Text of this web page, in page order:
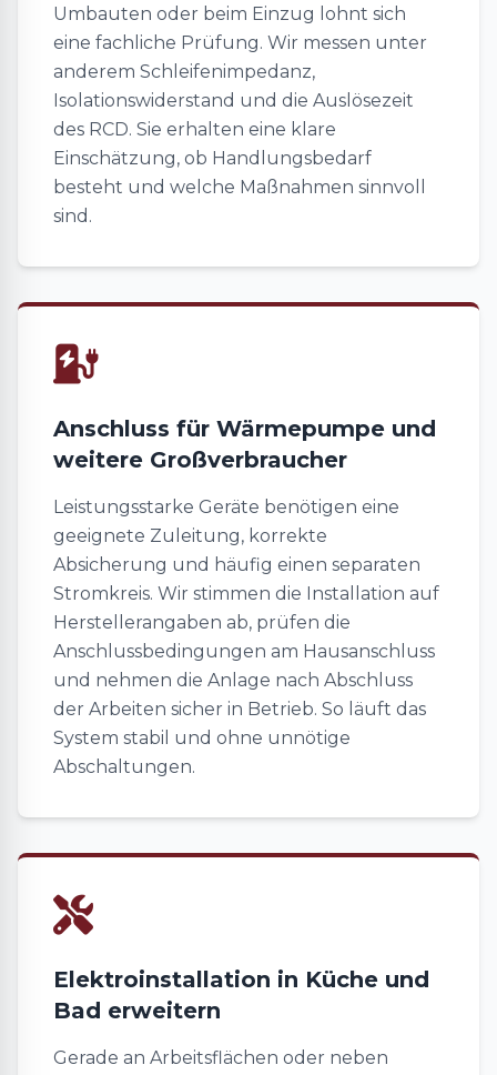
Umbauten oder beim Einzug lohnt sich
eine fachliche Prüfung. Wir messen unter
anderem Schleifenimpedanz,
Isolationswiderstand und die Auslösezeit
des RCD. Sie erhalten eine klare
Einschätzung, ob Handlungsbedarf
besteht und welche Maßnahmen sinnvoll
sind.
Anschluss für Wärmepumpe und
weitere Großverbraucher
Leistungsstarke Geräte benötigen eine
geeignete Zuleitung, korrekte
Absicherung und häufig einen separaten
Stromkreis. Wir stimmen die Installation auf
Herstellerangaben ab, prüfen die
Anschlussbedingungen am Hausanschluss
und nehmen die Anlage nach Abschluss
der Arbeiten sicher in Betrieb. So läuft das
System stabil und ohne unnötige
Abschaltungen.
Elektroinstallation in Küche und
Bad erweitern
Gerade an Arbeitsflächen oder neben